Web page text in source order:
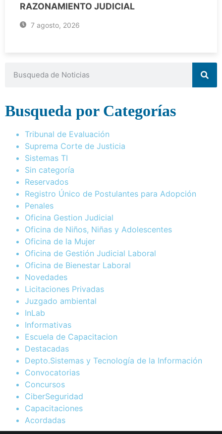
RAZONAMIENTO JUDICIAL
7 agosto, 2026
Busqueda por Categorías
Tribunal de Evaluación
Suprema Corte de Justicia
Sistemas TI
Sin categoría
Reservados
Registro Único de Postulantes para Adopción
Penales
Oficina Gestion Judicial
Oficina de Niños, Niñas y Adolescentes
Oficina de la Mujer
Oficina de Gestión Judicial Laboral
Oficina de Bienestar Laboral
Novedades
Licitaciones Privadas
Juzgado ambiental
InLab
Informativas
Escuela de Capacitacion
Destacadas
Depto.Sistemas y Tecnología de la Información
Convocatorias
Concursos
CiberSeguridad
Capacitaciones
Acordadas